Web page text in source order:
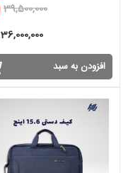
39,500,000
36,000,000 ریال
افزودن به سبد